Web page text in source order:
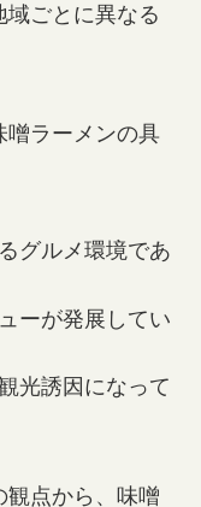
域ごとに異なる
噌ラーメンの具
グルメ環境であ
ーが発展してい
光誘因になって
観点から、味噌